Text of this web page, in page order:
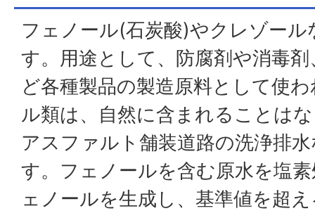
フェノール(石炭酸)やクレゾー
す。用途として、防腐剤や消毒
ど各種製品の製造原料として使
ル類は、自然に含まれることは
アスファルト舗装道路の洗浄排
す。フェノールを含む原水を塩
ェノールを生成し、基準値を超